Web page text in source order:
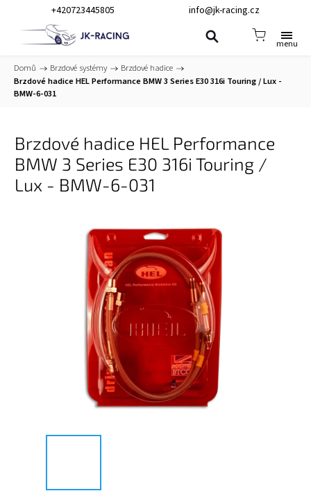
+420723445805 info@jk-racing.cz
Domů / Brzdové systémy / Brzdové hadice /
Brzdové hadice HEL Performance BMW 3 Series E30 316i Touring / Lux -
BMW-6-031
Brzdové hadice HEL Performance
BMW 3 Series E30 316i Touring /
Lux - BMW-6-031